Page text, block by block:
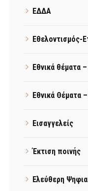
ΕΔΔΑ
Εθελοντισμός-
Εθνικά θέματα
Εθνικά Θέματα
Εισαγγελείς
Έκτιση ποινής
Ελεύθερη